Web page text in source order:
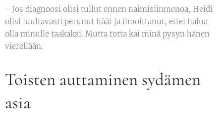
- Jos diagnoosi olisi tullut ennen naimisiinmenoa, Heidi
olisi luultavasti perunut häät ja ilmoittanut, ettei halua
olla minulle taakaksi. Mutta totta kai minä pysyn hänen
vierellään.
Toisten auttaminen sydämen
asia